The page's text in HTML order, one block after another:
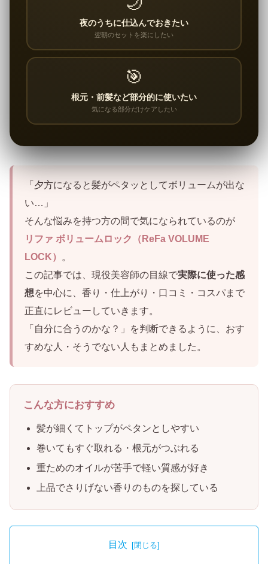
夜のうちに仕込んでおきたい
翌朝のセットを楽にしたい
🎯
根元・前髪など部分的に使いたい
気になる部分だけケアしたい
「夕方になると髪がペタッとしてボリュームが出な
い…」
そんな悩みを持つ方の間で気になられているのが
リファ ボリュームロック（ReFa VOLUME
LOCK）
。
この記事では、現役美容師の目線で実際に使った感
想を中心に、香り・仕上がり・口コミ・コスパまで
正直にレビューしていきます。
「自分に合うのかな？」を判断できるように、おす
すめな人・そうでない人もまとめました。
こんな方におすすめ
髪が細くてトップがペタンとしやすい
巻いてもすぐ取れる・根元がつぶれる
重ためのオイルが苦手で軽い質感が好き
上品でさりげない香りのものを探している
目次